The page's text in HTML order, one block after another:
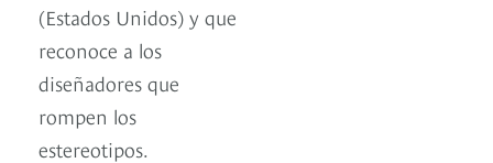
(Estados Unidos) y que
reconoce a los
diseñadores que
rompen los
estereotipos.